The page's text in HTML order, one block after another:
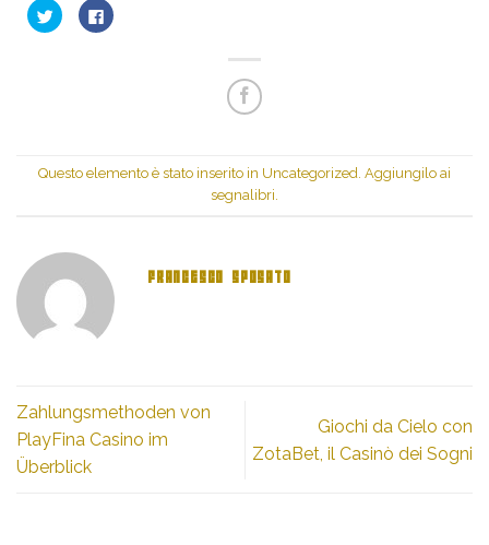
Fai
clic
finestra)
Fai
clic
Questo elemento è stato inserito in Uncategorized. Aggiungilo ai
segnalibri.
FRANCESCO SPOSATO
Zahlungsmethoden von
PlayFina Casino im
Überblick
Giochi da Cielo con
ZotaBet, il Casinò dei Sogni